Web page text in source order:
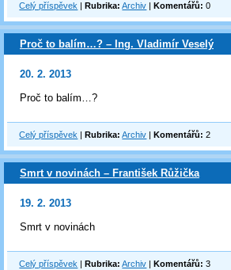
Celý příspěvek |Rubrika: Archiv |Komentářů: 0
Proč to balím…? – Ing. Vladimír Veselý
20. 2. 2013
Proč to balím…?
Celý příspěvek |Rubrika: Archiv |Komentářů: 2
Smrt v novinách – František Růžička
19. 2. 2013
Smrt v novinách
Celý příspěvek |Rubrika: Archiv |Komentářů: 3